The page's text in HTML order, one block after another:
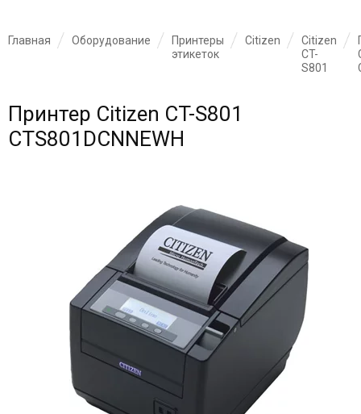
Главная Оборудование
Принтеры
этикеток
Citizen
Citizen
CT-
S801
Принтер Citizen CT-S801
CTS801DCNNEWH